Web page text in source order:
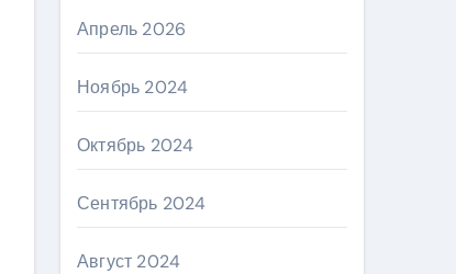
Апрель 2026
Ноябрь 2024
Октябрь 2024
Сентябрь 2024
Август 2024